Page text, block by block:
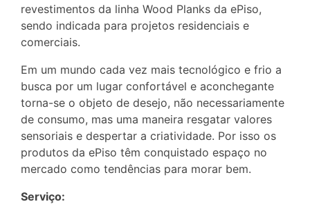
revestimentos da linha Wood Planks da ePiso,
sendo indicada para projetos residenciais e
comerciais.
Em um mundo cada vez mais tecnológico e frio a
busca por um lugar confortável e aconchegante
torna-se o objeto de desejo, não necessariamente
de consumo, mas uma maneira resgatar valores
sensoriais e despertar a criatividade. Por isso os
produtos da ePiso têm conquistado espaço no
mercado como tendências para morar bem.
Serviço: